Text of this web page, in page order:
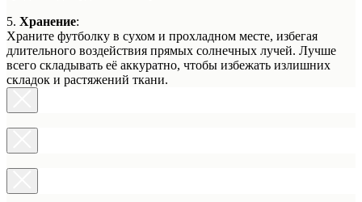
5. Хранение:
Храните футболку в сухом и прохладном месте, избегая
длительного воздействия прямых солнечных лучей. Лучше
всего складывать её аккуратно, чтобы избежать излишних
складок и растяжений ткани.